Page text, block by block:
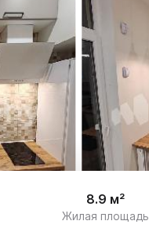
8.9 м²
Жилая площадь